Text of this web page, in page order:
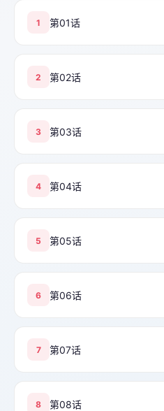
1 第01话
2 第02话
3 第03话
4 第04话
5 第05话
6 第06话
7 第07话
8 第08话